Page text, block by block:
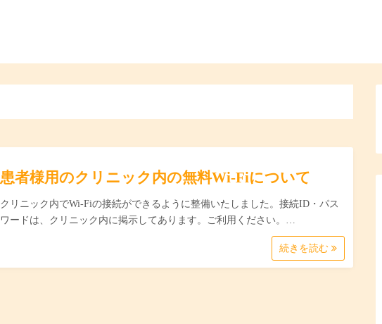
患者様用のクリニック内の無料Wi-Fiについて
クリニック内でWi-Fiの接続ができるように整備いたしました。接続ID・パス
ワードは、クリニック内に掲示してあります。ご利用ください。…
続きを読む